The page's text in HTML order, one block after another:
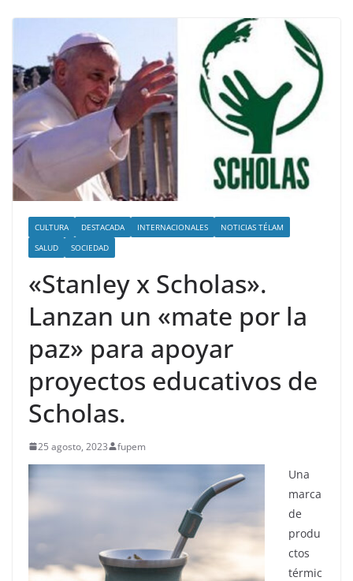
CULTURA DESTACADA INTERNACIONALES
NOTICIAS TÉLAM
SALUD
SOCIEDAD
«Stanley x Scholas».
Lanzan un «mate por la
paz» para apoyar
proyectos educativos de
Scholas.
25 agosto, 2023 fupem
Una
marca
de
produ
ctos
térmic